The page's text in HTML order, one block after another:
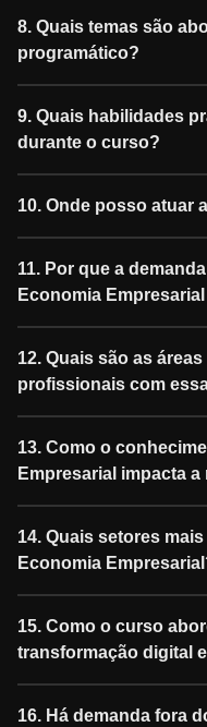
8. Quais temas são
programático?
9. Quais habilidades
durante o curso?
10. Onde posso atuar
11. Por que a
Economia
12. Quais são as
profissionais com
13. Como o
Empresarial impacta
14. Quais setores
Economia
15. Como o curso
transformação digital
16. Há demanda fora